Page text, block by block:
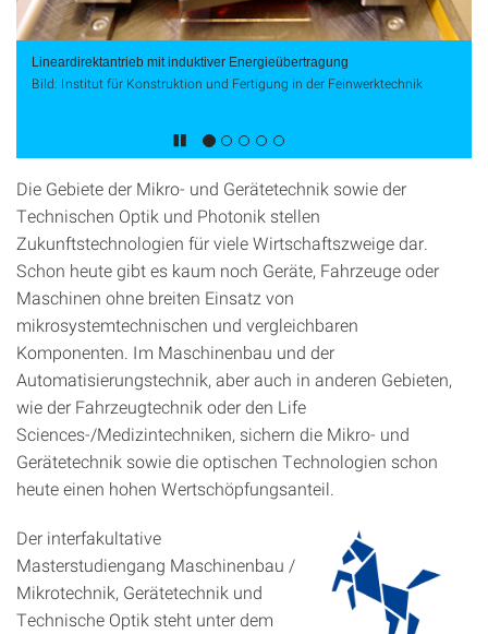
Lineardirektantrieb mit induktiver Energieübertragung
Bild: Institut für Konstruktion und Fertigung in der Feinwerktechnik
Die Gebiete der Mikro- und Gerätetechnik sowie der
Technischen Optik und Photonik stellen
Zukunftstechnologien für viele Wirtschaftszweige dar.
Schon heute gibt es kaum noch Geräte, Fahrzeuge oder
Maschinen ohne breiten Einsatz von
mikrosystemtechnischen und vergleichbaren
Komponenten. Im Maschinenbau und der
Automatisierungstechnik, aber auch in anderen Gebieten,
wie der Fahrzeugtechnik oder den Life
Sciences-/Medizintechniken, sichern die Mikro- und
Gerätetechnik sowie die optischen Technologien schon
heute einen hohen Wertschöpfungsanteil.
Der interfakultative
Masterstudiengang Maschinenbau /
Mikrotechnik, Gerätetechnik und
Technische Optik steht unter dem